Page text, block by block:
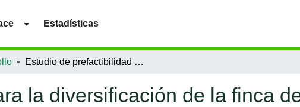
Estadísticas
Estudio de prefactibilidad para la diversificación de la finca de café “San Antonio–El Quequeisque”, en finca agroturística, Santa Tecla, El Salvador
la diversificación de la finca